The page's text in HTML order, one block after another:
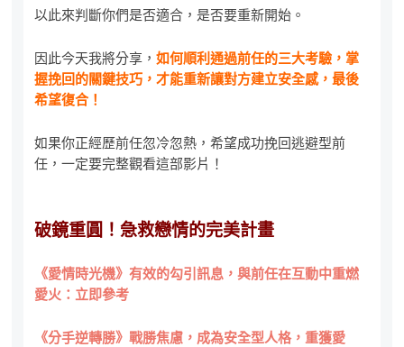
以此來判斷你們是否適合，是否要重新開始。
因此今天我將分享，如何順利通過前任的三大考驗，掌
握挽回的關鍵技巧，才能重新讓對方建立安全感，最後
希望復合！
如果你正經歷前任忽冷忽熱，希望成功挽回逃避型前
任，一定要完整觀看這部影片！
破鏡重圓！急救戀情的完美計畫
《愛情時光機》有效的勾引訊息，與前任在互動中重燃
愛火：立即參考
《分手逆轉勝》戰勝焦慮，成為安全型人格，重獲愛